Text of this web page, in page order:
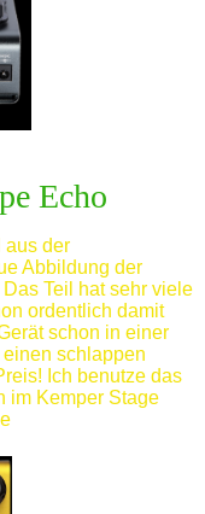
Echo
aus der
Abbildung der
Teil hat sehr viele
ordentlich damit
schon in einer
schlappen
Ich benutze das
im Kemper Stage